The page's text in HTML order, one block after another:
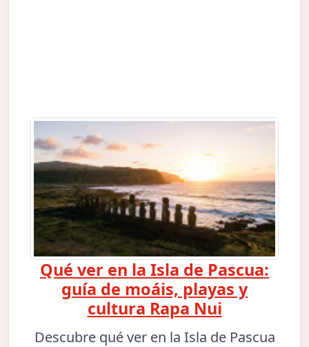
Qué ver en la Isla de Pascua:
guía de moáis, playas y
cultura Rapa Nui
Descubre qué ver en la Isla de Pascua